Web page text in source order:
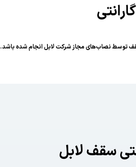
توسط نصاب‌های مجاز شرکت لابل انجام شده باشد.
سقف لابل